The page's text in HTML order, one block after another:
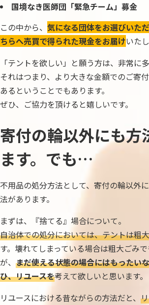
国境なき医師団「緊急チーム」募金
この中から、 気になる団体をお選びいた
ちらへ売買で得られた現金をお届けいた
「テントを欲しい」と願う方は、非常に
それはつまり、より大きな金額でのご寄
あるということでもあります。
ぜひ、ご協力を頂けると嬉しいです。
寄付の輪以外にも方
ます。でも…
不用品の処分方法として、寄付の輪以外
法があります。
まずは、『捨てる』場合について。
自治体での処分においては、テントは粗
す。壊れてしまっている場合は粗大ごみ
が、 まだ使える状態の場合にはもったい
ひ、リユースを考えて欲しいと思います。
リユースにおける昔ながらの方法だと、